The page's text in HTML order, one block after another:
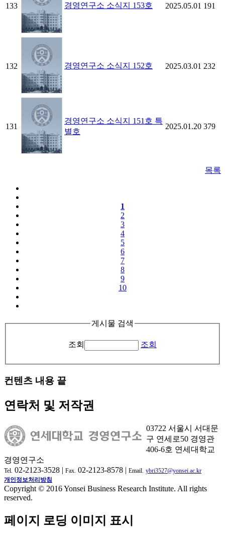
133 경영연구소 소식지 153호 2025.05.01 191
132 경영연구소 소식지 152호 2025.03.01 232
131
경영연구소 소식지 151호 특
별호
2025.01.20 379
목록
1
2
3
4
5
6
7
8
9
10
게시물 검색
조회 조회
컨텐츠 내용 끝
연락처 및 저작권
03722 서울시 서대문
구 연세로50 경영관
406-6호 연세대학교
경영연구소
Tel. 02-2123-3528 | Fax. 02-2123-8578 | Email. ybri3527@yonsei.ac.kr
개인정보처리방침
Copyright © 2016 Yonsei Business Research Institute. All rights
reserved.
페이지 로딩 이미지 표시